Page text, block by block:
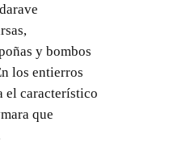
y bombos
los entierros
el característico
que